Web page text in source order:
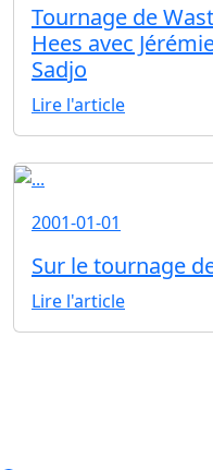
Tournage de
Hees avec
Sadjo
Lire l'article
2001-01-01
Sur le tournage
Lire l'article